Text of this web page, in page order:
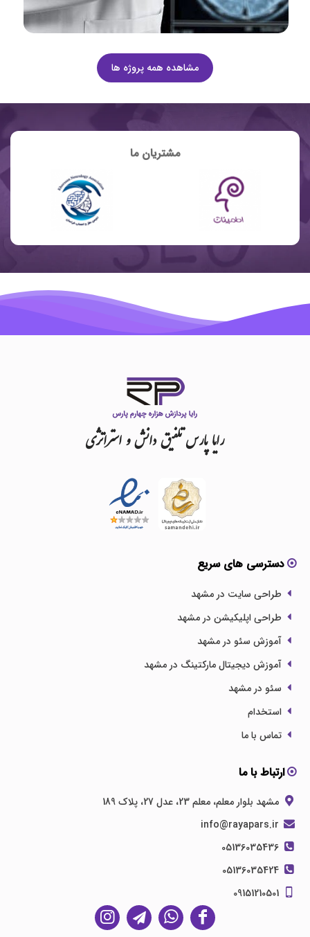
مشاهده همه پروژه ها
مشتریان ما
رایاپارستلفیقدانشواستراتژی
دسترسی های سریع
طراحی سایت در مشهد
طراحی اپلیکیشن در مشهد
آموزش سئو در مشهد
آموزش دیجیتال مارکتینگ در مشهد
سئو در مشهد
استخدام
تماس با ما
ارتباط با ما
مشهد بلوار معلم، معلم 23، عدل 27، پلاک 189
05136035436
05136035424
09151210501